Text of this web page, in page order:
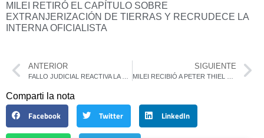
MILEI RETIRÓ EL CAPÍTULO SOBRE
EXTRANJERIZACIÓN DE TIERRAS Y RECRUDECE LA
INTERNA OFICIALISTA
ANTERIOR SIGUIENTE
Comparti la nota
Facebook Twitter LinkedIn